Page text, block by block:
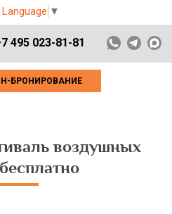
▼
495 023-81-81
БРОНИРОВАНИЕ
воздушных